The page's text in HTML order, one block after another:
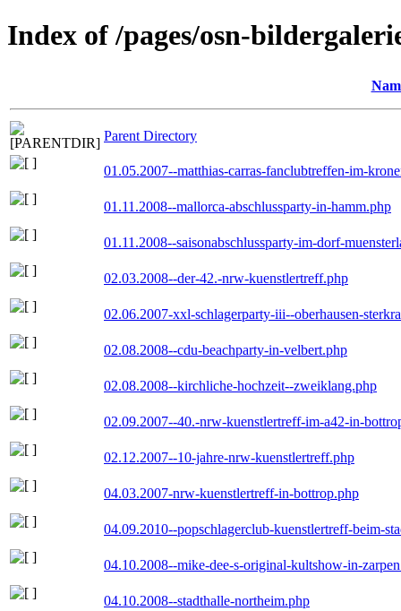
Index of /pages/osn-
Parent Directory
01.05.2007--matthias-carras-fanclubtreffen-im-
01.11.2008--mallorca-abschlussparty-in-hamm.php
01.11.2008--saisonabschlussparty-im-dorf-
02.03.2008--der-42.-nrw-kuenstlertreff.php
02.06.2007-xxl-schlagerparty-iii--oberhausen-
02.08.2008--cdu-beachparty-in-velbert.php
02.08.2008--kirchliche-hochzeit--zweiklang.php
02.09.2007--40.-nrw-kuenstlertreff-im-a42-in-
02.12.2007--10-jahre-nrw-kuenstlertreff.php
04.03.2007-nrw-kuenstlertreff-in-bottrop.php
04.09.2010--popschlagerclub-kuenstlertreff-beim-
04.10.2008--mike-dee-s-original-kultshow-in-
04.10.2008--stadthalle-northeim.php